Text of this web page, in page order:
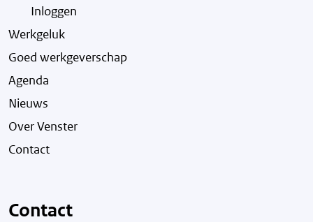
Inloggen
Werkgeluk
Goed werkgeverschap
Agenda
Nieuws
Over Venster
Contact
Contact